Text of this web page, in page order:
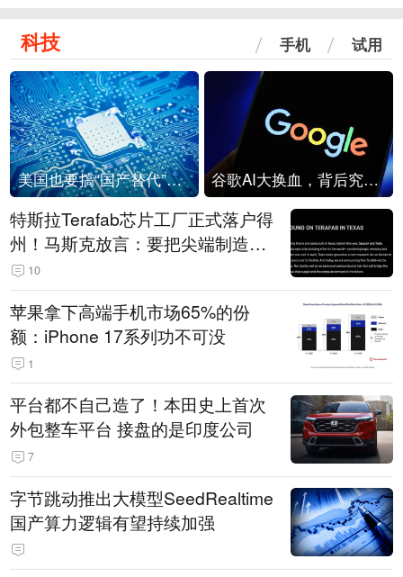
科技 手机 试用
美国也要搞“国产替代”？先算清三笔账 谷歌AI大换血，背后究竟发生了什么？
特斯拉Terafab芯片工厂正式落户得
州！马斯克放言：要把尖端制造带
回美国
10
苹果拿下高端手机市场65%的份
额：iPhone 17系列功不可没
1
平台都不自己造了！本田史上首次
外包整车平台 接盘的是印度公司
7
字节跳动推出大模型SeedRealtime
国产算力逻辑有望持续加强